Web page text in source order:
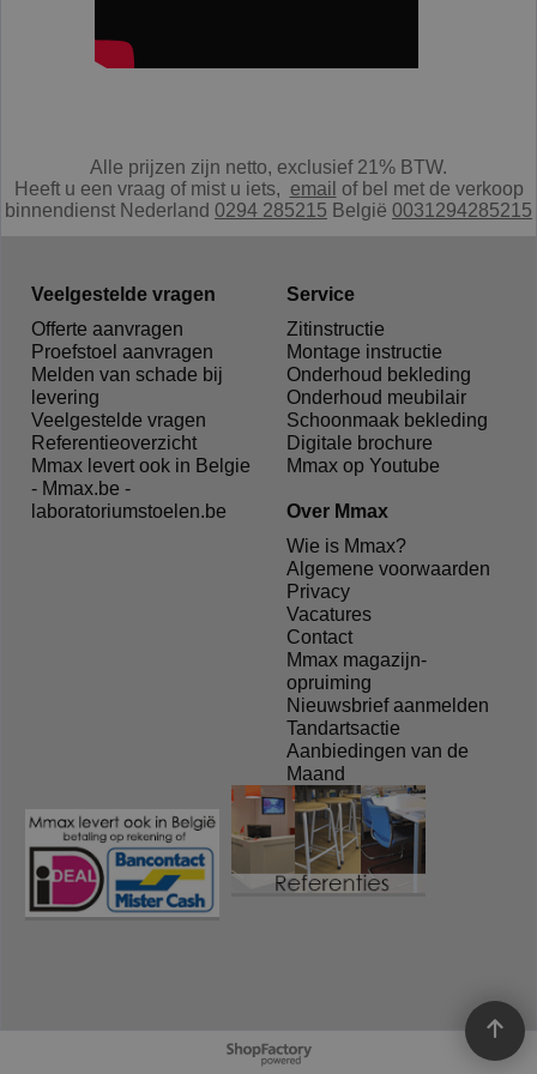
Alle prijzen zijn netto, exclusief 21% BTW.
Heeft u een vraag of mist u iets, email of bel met de verkoop
binnendienst Nederland 0294 285215 België 0031294285215
Veelgestelde vragen
Offerte aanvragen
Proefstoel aanvragen
Melden van schade bij
levering
Veelgestelde vragen
Referentieoverzicht
Mmax levert ook in Belgie
- Mmax.be -
laboratoriumstoelen.be
Service
Zitinstructie
Montage instructie
Onderhoud bekleding
Onderhoud meubilair
Schoonmaak bekleding
Digitale brochure
Mmax op Youtube
Over Mmax
Wie is Mmax?
Algemene voorwaarden
Privacy
Vacatures
Contact
Mmax magazijn-
opruiming
Nieuwsbrief aanmelden
Tandartsactie
Aanbiedingen van de
Maand
Webwinkel gemaakt met
ShopFactory webwinkel